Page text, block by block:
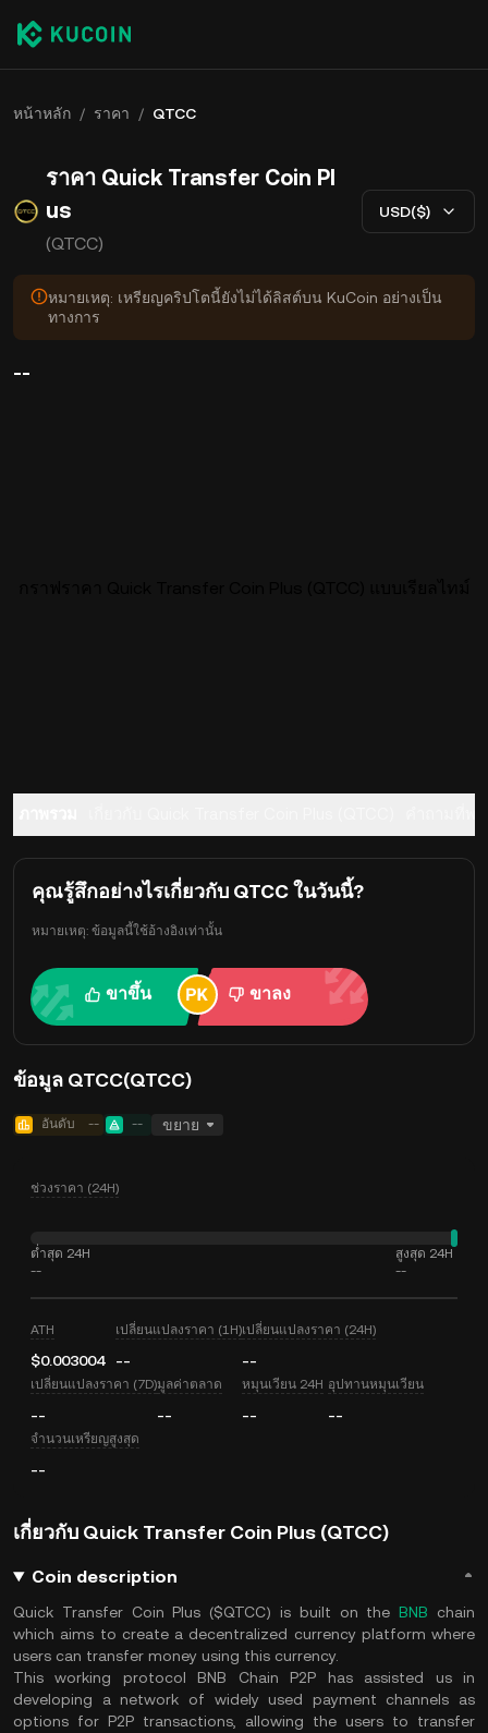
หน้าหลัก / ราคา / QTCC
ราคา Quick Transfer Coin Pl
us
(QTCC)
USD($)
หมายเหตุ: เหรียญคริปโตนี้ยังไม่ได้ลิสต์บน KuCoin อย่างเป็น
ทางการ
--
คุณรู้สึกอย่างไรเกี่ยวกับ QTCC ในวันนี้?
หมายเหตุ: ข้อมูลนี้ใช้อ้างอิงเท่านั้น
ขาขึ้น ขาลง
ข้อมูล QTCC(QTCC)
อันดับ -- -- ขยาย
ช่วงราคา (24H)
ต่ำสุด 24H
--
สูงสุด 24H
--
ATH
$0.003004
เปลี่ยนแปลงราคา (1H)
--
เปลี่ยนแปลงราคา (24H)
--
เปลี่ยนแปลงราคา (7D)
--
มูลค่าตลาด
--
หมุนเวียน 24H
--
อุปทานหมุนเวียน
--
จำนวนเหรียญสูงสุด
--
เกี่ยวกับ Quick Transfer Coin Plus (QTCC)
Coin description
Quick Transfer Coin Plus ($QTCC) is built on theBNB chain
which aims to create a decentralized currency platform where
users can transfer money using this currency.
This working protocol BNB Chain P2P has assisted us in
developing a network of widely used payment channels as
options for P2P transactions, allowing the users to transfer